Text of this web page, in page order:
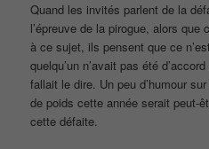
Quand les invités parlent de la
l’épreuve de la pirogue, alors que
à ce sujet, ils pensent que ce
quelqu’un n’avait pas été
fallait le dire. Un peu d’humour
de poids cette année serait peut-
cette défaite.